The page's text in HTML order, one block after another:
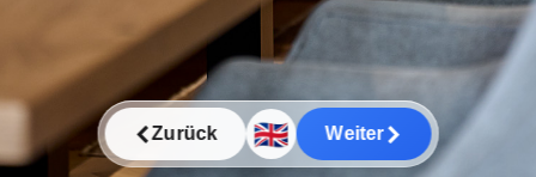
Zurück 🇬🇧 Weiter